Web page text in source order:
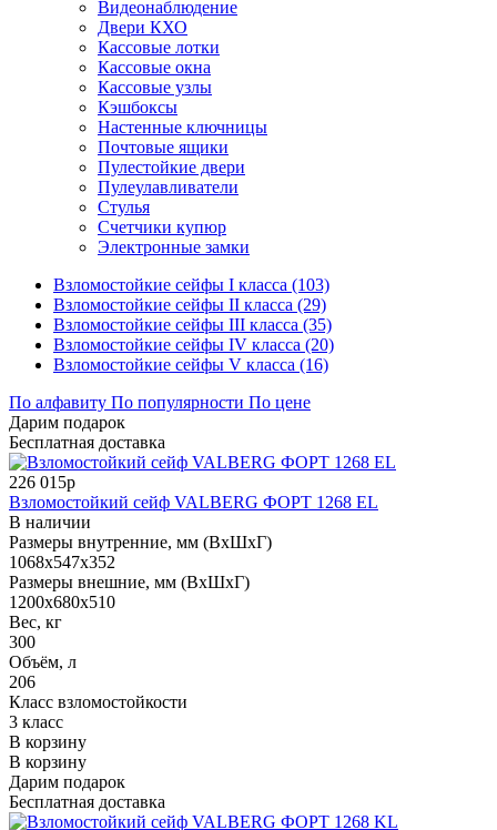
Видеонаблюдение
Двери КХО
Кассовые лотки
Кассовые окна
Кассовые узлы
Кэшбоксы
Настенные ключницы
Почтовые ящики
Пулестойкие двери
Пулеулавливатели
Стулья
Счетчики купюр
Электронные замки
Взломостойкие сейфы I класса (103)
Взломостойкие сейфы II класса (29)
Взломостойкие сейфы III класса (35)
Взломостойкие сейфы IV класса (20)
Взломостойкие сейфы V класса (16)
По алфавиту По популярности По цене
Дарим подарок
Бесплатная доставка
226 015р
Взломостойкий сейф VALBERG ФОРТ 1268 EL
В наличии
Размеры внутренние, мм (ВхШхГ)
1068x547x352
Размеры внешние, мм (ВхШхГ)
1200x680x510
Вес, кг
300
Объём, л
206
Класс взломостойкости
3 класс
В корзину
В корзину
Дарим подарок
Бесплатная доставка